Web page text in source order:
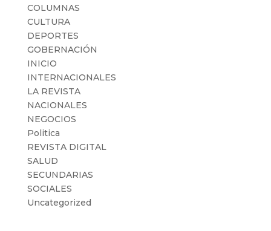
COLUMNAS
CULTURA
DEPORTES
GOBERNACIÓN
INICIO
INTERNACIONALES
LA REVISTA
NACIONALES
NEGOCIOS
Politica
REVISTA DIGITAL
SALUD
SECUNDARIAS
SOCIALES
Uncategorized